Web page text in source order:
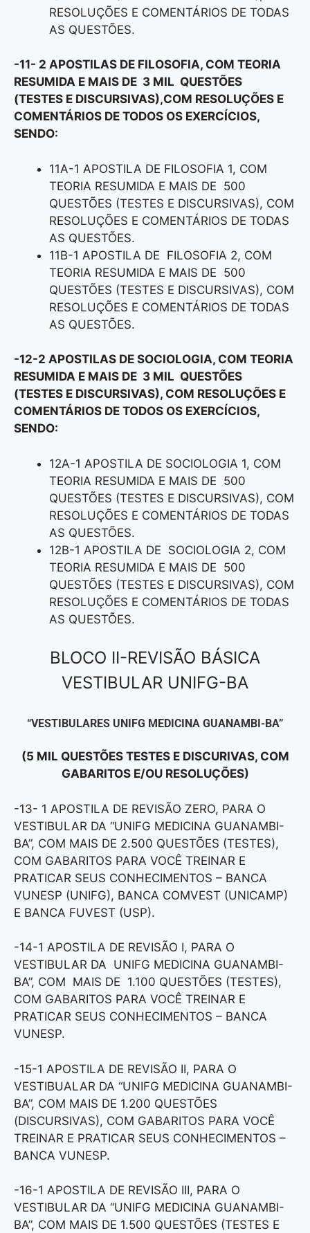
RESOLUÇÕES E COMENTÁRIOS DE TODAS
AS QUESTÕES.
-11- 2 APOSTILAS DE FILOSOFIA, COM TEORIA
RESUMIDA E MAIS DE 3 MIL QUESTÕES
(TESTES E DISCURSIVAS),COM RESOLUÇÕES E
COMENTÁRIOS DE TODOS OS EXERCÍCIOS,
SENDO:
11A-1 APOSTILA DE FILOSOFIA 1, COM
TEORIA RESUMIDA E MAIS DE 500
QUESTÕES (TESTES E DISCURSIVAS), COM
RESOLUÇÕES E COMENTÁRIOS DE TODAS
AS QUESTÕES.
11B-1 APOSTILA DE FILOSOFIA 2, COM
TEORIA RESUMIDA E MAIS DE 500
QUESTÕES (TESTES E DISCURSIVAS), COM
RESOLUÇÕES E COMENTÁRIOS DE TODAS
AS QUESTÕES.
-12-2 APOSTILAS DE SOCIOLOGIA, COM TEORIA
RESUMIDA E MAIS DE 3 MIL QUESTÕES
(TESTES E DISCURSIVAS), COM RESOLUÇÕES E
COMENTÁRIOS DE TODOS OS EXERCÍCIOS,
SENDO:
12A-1 APOSTILA DE SOCIOLOGIA 1, COM
TEORIA RESUMIDA E MAIS DE 500
QUESTÕES (TESTES E DISCURSIVAS), COM
RESOLUÇÕES E COMENTÁRIOS DE TODAS
AS QUESTÕES.
12B-1 APOSTILA DE SOCIOLOGIA 2, COM
TEORIA RESUMIDA E MAIS DE 500
QUESTÕES (TESTES E DISCURSIVAS), COM
RESOLUÇÕES E COMENTÁRIOS DE TODAS
AS QUESTÕES.
BLOCO II-REVISÃO BÁSICA
VESTIBULAR UNIFG-BA
“VESTIBULARES UNIFG MEDICINA GUANAMBI-BA”
(5 MIL QUESTÕES TESTES E DISCURIVAS, COM
GABARITOS E/OU RESOLUÇÕES)
-13- 1 APOSTILA DE REVISÃO ZERO, PARA O
VESTIBULAR DA “UNIFG MEDICINA GUANAMBI-
BA”, COM MAIS DE 2.500 QUESTÕES (TESTES),
COM GABARITOS PARA VOCÊ TREINAR E
PRATICAR SEUS CONHECIMENTOS – BANCA
VUNESP (UNIFG), BANCA COMVEST (UNICAMP)
E BANCA FUVEST (USP).
-14-1 APOSTILA DE REVISÃO I, PARA O
VESTIBULAR DA UNIFG MEDICINA GUANAMBI-
BA”, COM MAIS DE 1.100 QUESTÕES (TESTES),
COM GABARITOS PARA VOCÊ TREINAR E
PRATICAR SEUS CONHECIMENTOS – BANCA
VUNESP.
-15-1 APOSTILA DE REVISÃO II, PARA O
VESTIBUALAR DA “UNIFG MEDICINA GUANAMBI-
BA”, COM MAIS DE 1.200 QUESTÕES
(DISCURSIVAS), COM GABARITOS PARA VOCÊ
TREINAR E PRATICAR SEUS CONHECIMENTOS –
BANCA VUNESP.
-16-1 APOSTILA DE REVISÃO III, PARA O
VESTIBULAR DA “UNIFG MEDICINA GUANAMBI-
BA”, COM MAIS DE 1.500 QUESTÕES (TESTES E